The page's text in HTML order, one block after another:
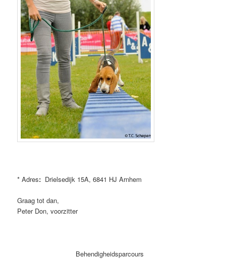
* Adres: Drielsedijk 15A, 6841 HJ Arnhem
Graag tot dan,
Peter Don, voorzitter
Behendigheidsparcours